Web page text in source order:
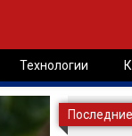
Технологии